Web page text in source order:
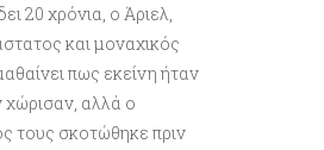
20 χρόνια, ο Άριελ,
και μοναχικός
πως εκείνη ήταν
χώρισαν, αλλά ο
τους σκοτώθηκε πριν